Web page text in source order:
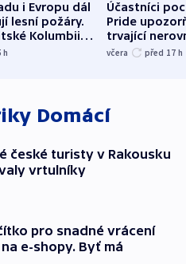
i Evropu dál
lesní požáry.
Kolumbii
tisíce lidí
h
Účastníci
Pride
trvající
včera před 17 h
Domácí
české turisty v Rakousku
vrtulníky
pro snadné vrácení
e-shopy. Byť má